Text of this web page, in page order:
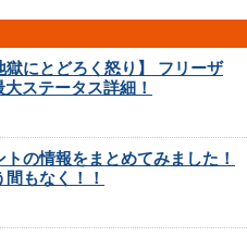
にとどろく怒り】 フリーザ
ステータス詳細！
の情報をまとめてみました！
もなく！！